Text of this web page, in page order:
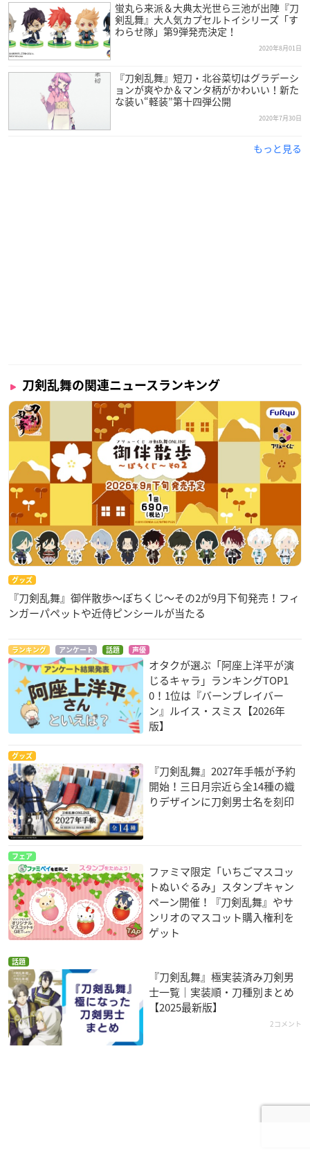
蛍丸ら来派＆大典太光世ら三池が出陣『刀
剣乱舞』大人気カプセルトイシリーズ「す
わらせ隊」第9弾発売決定！
2020年8月01日
『刀剣乱舞』短刀・北谷菜切はグラデーシ
ョンが爽やか＆マンタ柄がかわいい！新た
な装い“軽装”第十四弾公開
2020年7月30日
もっと見る
刀剣乱舞の関連ニュースランキング
グッズ
『刀剣乱舞』御伴散歩～ぽちくじ～その2が9月下旬発売！フィ
ンガーパペットや近侍ピンシールが当たる
ランキング アンケート 話題 声優
オタクが選ぶ「阿座上洋平が演
じるキャラ」ランキングTOP1
0！1位は『バーンブレイバー
ン』ルイス・スミス【2026年
版】
グッズ
『刀剣乱舞』2027年手帳が予約
開始！三日月宗近ら全14種の織
りデザインに刀剣男士名を刻印
フェア
ファミマ限定「いちごマスコッ
トぬいぐるみ」スタンプキャン
ペーン開催！『刀剣乱舞』やサ
ンリオのマスコット購入権利を
ゲット
話題
『刀剣乱舞』極実装済み刀剣男
士一覧｜実装順・刀種別まとめ
【2025最新版】
2コメント